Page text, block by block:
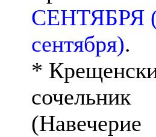
СЕНТЯБРЯ
сентября).
*
сочельник
(Навечерие